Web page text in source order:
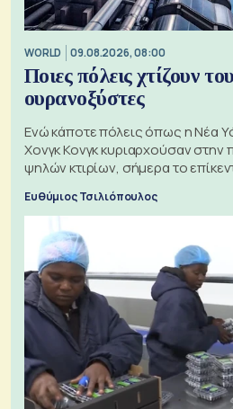
WORLD 09.08.2026, 08:00
Ποιες πόλεις χτίζουν
ουρανοξύστες
Ενώ κάποτε πόλεις όπως η Νέα
Χονγκ Κονγκ κυριαρχούσαν στην
ψηλών κτιρίων, σήμερα το
Ευθύμιος Τσιλιόπουλος